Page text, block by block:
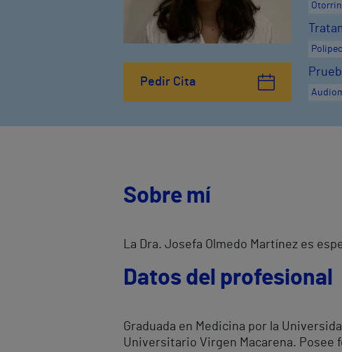
Pedir Cita
Sobre mí
La Dra. Josefa Olmedo Martínez es
Datos del profesional
Graduada en Medicina por la
Universitario Virgen Macarena. Posee